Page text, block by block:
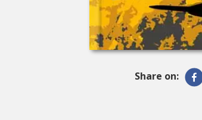
Share on: